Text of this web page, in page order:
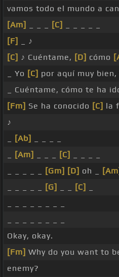
vamos todo el mundo a
[Am]
[C]
[F]
_ ♪
[C] ♪ Cuéntame, [D] cómo
_ Yo [C] por aquí muy
_ Cuéntame, cómo te ha
[Fm] Se ha conocido [C] la
♪
[Ab]
[Am] [C]
[Gm] [D] oh _
[G] [C]
Okay, okay.
[Fm] Why do you want to
enemy?